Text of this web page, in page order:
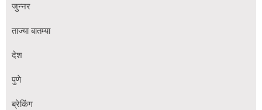
जुन्नर
ताज्या बातम्या
देश
पुणे
ब्रेकिंग